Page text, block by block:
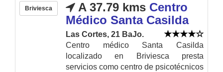
Briviesca A 37.79 kms Centro
Médico Santa Casilda
Las Cortes, 21 BaJo.
Centro médico Santa Casilda
localizado en Briviesca presta
servicios como centro de psicotécnicos